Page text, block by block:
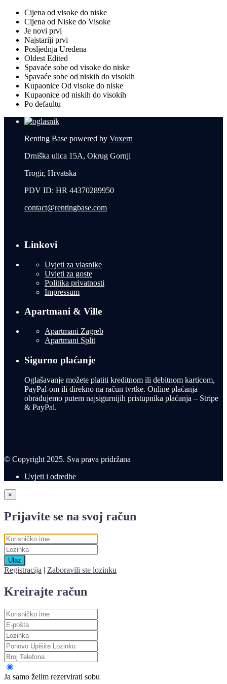
Cijena od visoke do niske
Cijena od Niske do Visoke
Je novi prvi
Najstariji prvi
Posljednja Uređena
Oldest Edited
Spavaće sobe od visoke do niske
Spavaće sobe od niskih do visokih
Kupaonice Od visoke do niske
Kupaonice od niskih do visokih
Po defaultu
Renting Base powered by Voxern
Drniška ulica 15A, Okrug Gornji
Trogir, Hrvatska
PDV ID: HR 44370289950
contact@rentingbase.com
Linkovi
Uvjeti za vlasnike
Uvjeti za goste
Politika privatnosti
Impressum
Apartmani & Ville
Apartmani Zagreb
Apartmani Split
Sigurno plaćanje
Oglašavanje možete platiti kreditnom ili debitnom karticom,
PayPal-om ili direkno na račun tvrtke. Online plaćanja
obrađujemo putem najsigurnijih pristupnika plaćanja – Stripe
& PayPal.
© Copyright 2025. Sva prava pridržana
Uvjeti i odredbe
×
Prijavite se na svoj račun
Ulaz
Registracija | Zaboravili ste lozinku
Kreirajte račun
Ja samo želim rezervirati sobu